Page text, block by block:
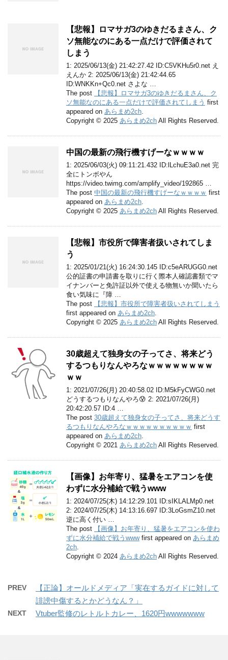
【悲報】ロマサガ3のゆきだるまさん、ク
ソ無能なのにある一点だけで評価されて
しまう
1: 2025/06/13(金) 21:42:27.42 ID:C5VKHu5r0.net え
えんか 2: 2025/06/13(金) 21:42:44.65
ID:WNKKn+Qc0.net さよな …
The post
【悲報】ロマサガ3のゆきだるまさん、ク
ソ無能なのにある一点だけで評価されてしまう first
appeared on あらまめ2ch
Copyright © 2025 あらまめ2ch All Rights Reserved.
中国の最新の飛行機すげーなｗｗｗｗ
1: 2025/06/03(火) 09:11:21.432 ID:lLchuE3a0.net 完
全にトンボやん
https://video.twimg.com/amplify_video/192865 …
The post 中国の最新の飛行機すげーなｗｗｗｗ first
appeared on あらまめ2ch
Copyright © 2025 あらまめ2ch All Rights Reserved.
【悲報】市役所で障害者扱いされてしま
う
1: 2025/01/21(火) 16:24:30.145 ID:c5eARUGG0.net
公的証書の申請書を取りに行く際本人確認書類でマ
イナンバーと免許証以外で使える物無いか聞いたら
食い気味に『障 …
The post
【悲報】市役所で障害者扱いされてしまう
first appeared on あらまめ2ch
Copyright © 2025 あらまめ2ch All Rights Reserved.
30歳超えて独身女の子ってさ、将来どう
するつもりなんやろなｗｗｗｗｗｗｗｗ
ｗｗ
1: 2021/07/26(月) 20:40:58.02 ID:M5kFyCWG0.net
どうするつもりなんやろ😰 2: 2021/07/26(月)
20:42:20.57 ID:4 …
The post 30歳超えて独身女の子ってさ、将来どうす
るつもりなんやろなｗｗｗｗｗｗｗｗｗｗ first
appeared on あらまめ2ch
Copyright © 2021 あらまめ2ch All Rights Reserved.
【画像】お年寄り、猛暑をエアコンを使
わずに水分補給で戦うwww
1: 2024/07/25(木) 14:12:29.101 ID:sIKLALMp0.net
2: 2024/07/25(木) 14:13:16.697 ID:3LoGsmZ10.net
逆に高く付い …
The post
【画像】お年寄り、猛暑をエアコンを使わ
ずに水分補給で戦うwwwfirst appeared on あらまめ
2ch
Copyright © 2024 あらまめ2ch All Rights Reserved.
PREV
【正論】オールドメディア「実在するガイドに対して
誹謗中傷するとかどうなん？」
NEXT Vtuber監修のレトルトカレー、1620円wwwwwww